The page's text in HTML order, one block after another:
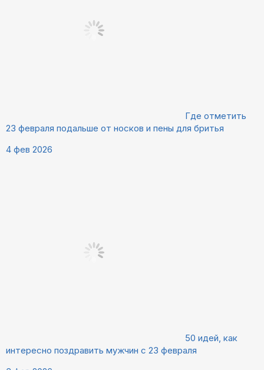
Где отметить
23 февраля подальше от носков и пены для бритья
4 фев 2026
50 идей, как
интересно поздравить мужчин с 23 февраля